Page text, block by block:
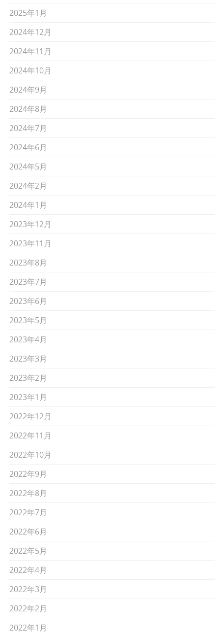
2025年1月
2024年12月
2024年11月
2024年10月
2024年9月
2024年8月
2024年7月
2024年6月
2024年5月
2024年2月
2024年1月
2023年12月
2023年11月
2023年8月
2023年7月
2023年6月
2023年5月
2023年4月
2023年3月
2023年2月
2023年1月
2022年12月
2022年11月
2022年10月
2022年9月
2022年8月
2022年7月
2022年6月
2022年5月
2022年4月
2022年3月
2022年2月
2022年1月